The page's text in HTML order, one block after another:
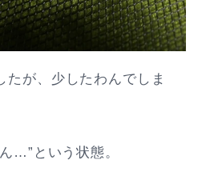
たが、少したわんでしま
…”という状態。